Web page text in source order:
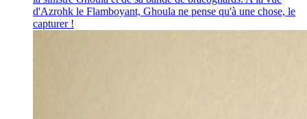
d'Azrohk le Flamboyant, Ghoula ne pense qu'à une chose, le
capturer !